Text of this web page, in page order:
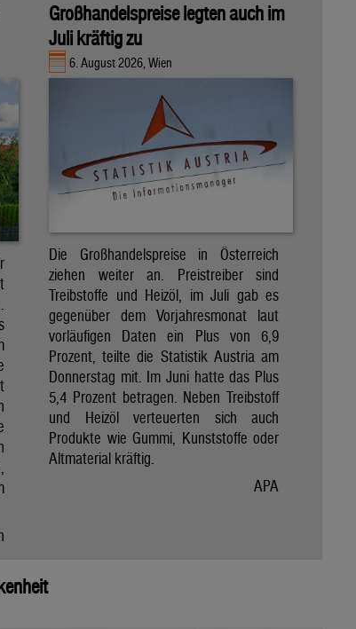
Großhandelspreise legten auch im
Juli kräftig zu
6. August 2026, Wien
Die Großhandelspreise in Österreich
ziehen weiter an. Preistreiber sind
Treibstoffe und Heizöl, im Juli gab es
gegenüber dem Vorjahresmonat laut
vorläufigen Daten ein Plus von 6,9
Prozent, teilte die Statistik Austria am
Donnerstag mit. Im Juni hatte das Plus
5,4 Prozent betragen. Neben Treibstoff
und Heizöl verteuerten sich auch
Produkte wie Gummi, Kunststoffe oder
Altmaterial kräftig.
APA